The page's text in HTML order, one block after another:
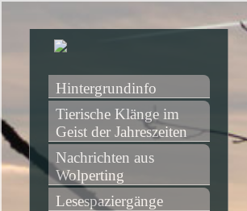
Hintergrundinfo
Tierische Klänge im
Geist der Jahreszeiten
Nachrichten aus
Wolperting
Lesespaziergänge